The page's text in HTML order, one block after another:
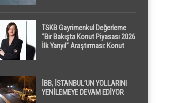
TSKB Gayrimenkul Değerleme
“Bir Bakışta Konut Piyasası 2026
İlk Yarıyıl” Araştırması: Konut
Dikkat Çekti
İBB, İSTANBUL’UN YOLLARINI
YENİLEMEYE DEVAM EDİYOR